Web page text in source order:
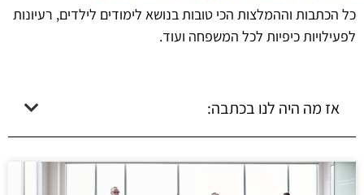
כל הכתבות וההמלצות הכי טובות בנושא לימודים לילדים, רעיונות
לפעילויות כיפיות לכל המשפחה ועוד.
אז מה היה לנו בכתבה: